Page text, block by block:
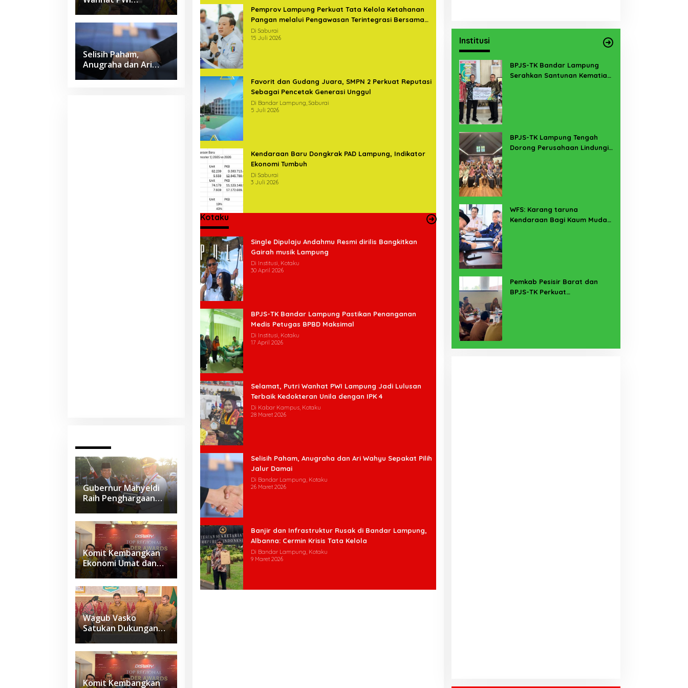
Lampung Jadi Lulusan
Terbaik Kedokteran
Unila dengan IPK 4
Selisih Paham,
Anugraha dan Ari
Wahyu Sepakat Pilih
Gubernur Mahyeldi
Raih Penghargaan
Kartika Pamong Praja
Madya dari IPDN
Komit Kembangkan
Ekonomi Umat dan
Budaya Halal di
Sumbar, Gubernur
Mahyeldi Raih
Penghargaan
Nasional
Wagub Vasko
Satukan Dukungan
Daerah, Sumbar
Siapkan Usulan
Kawasan
Sawahlunto–
Sijunjung–
Komit Kembangkan
Pemprov Lampung Perkuat Tata Kelola Ketahanan
Pangan melalui Pengawasan Terintegrasi Bersama
BPKP
Di Saburai
15 Juli 2026
Favorit dan Gudang Juara, SMPN 2 Perkuat Reputasi
Sebagai Pencetak Generasi Unggul
Di Bandar Lampung, Saburai
5 Juli 2026
Kendaraan Baru Dongkrak PAD Lampung, Indikator
Ekonomi Tumbuh
Di Saburai
3 Juli 2026
Kotaku
Single Dipulaju Andahmu Resmi dirilis Bangkitkan
Gairah musik Lampung
Di Institusi, Kotaku
30 April 2026
BPJS-TK Bandar Lampung Pastikan Penanganan
Medis Petugas BPBD Maksimal
Di Institusi, Kotaku
17 April 2026
Selamat, Putri Wanhat PWI Lampung Jadi Lulusan
Terbaik Kedokteran Unila dengan IPK 4
Di Kabar Kampus, Kotaku
28 Maret 2026
Selisih Paham, Anugraha dan Ari Wahyu Sepakat Pilih
Jalur Damai
Di Bandar Lampung, Kotaku
26 Maret 2026
Banjir dan Infrastruktur Rusak di Bandar Lampung,
Albanna: Cermin Krisis Tata Kelola
Di Bandar Lampung, Kotaku
9 Maret 2026
Institusi
BPJS-TK Bandar Lampung
Serahkan Santunan Kematian
BPJS-TK Lampung Tengah
Dorong Perusahaan Lindungi
WFS: Karang taruna
Kendaraan Bagi Kaum Muda
Pemkab Pesisir Barat dan
BPJS-TK Perkuat